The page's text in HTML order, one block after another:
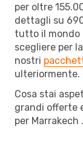
per oltre
dettagli su
tutto il mondo
scegliere per
nostri
ulteriormente.
Cosa stai
grandi offerte
per Marrakech .